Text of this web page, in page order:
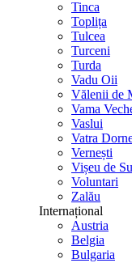
Tinca
Toplița
Tulcea
Turceni
Turda
Vadu Oii
Vălenii de
Vama
Vaslui
Vatra
Vernești
Vișeu de
Voluntari
Zalău
Internațional
Austria
Belgia
Bulgaria